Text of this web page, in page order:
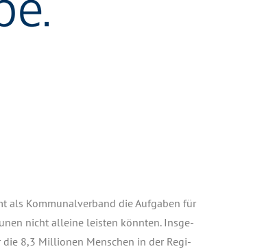
als Kom­mu­nal­ver­band die Auf­ga­ben für
nicht allei­ne leis­ten könn­ten. Ins­ge­
die 8,3 Mil­lio­nen Men­schen in der Regi­